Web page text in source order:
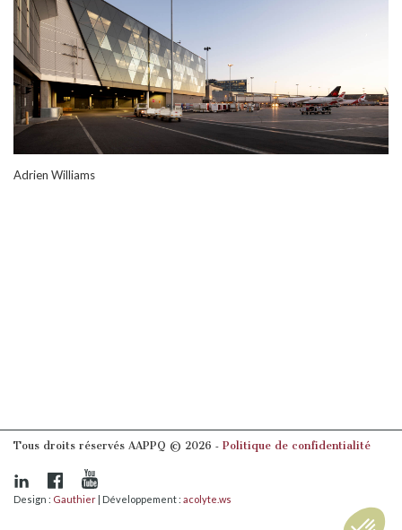
Adrien Williams
Tous droits réservés AAPPQ © 2026 ‐ Politique de confidentialité
Design : Gauthier | Développement : acolyte.ws